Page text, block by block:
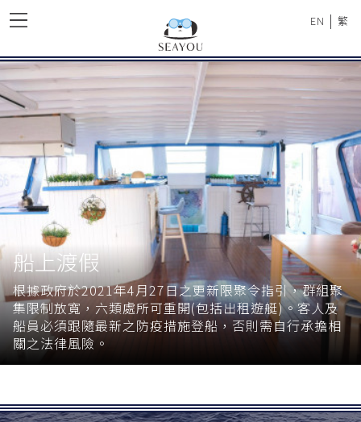
EN | 繁
船上渡假
根據政府於2021年4月27日之更新限聚令指引，群組聚
集限制放寬，六類處所可重開(包括出租遊艇)。客人及
船員必須跟隨最新之防疫措施登船，否則需自行承擔相
關之法律風險。